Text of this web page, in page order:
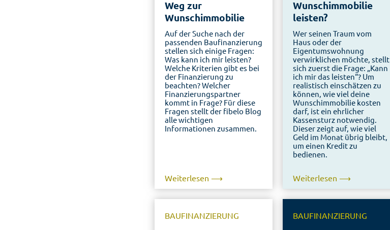
Weg zur
Wunschimmobilie
Auf der Suche nach der
passenden Baufinanzierung
stellen sich einige Fragen:
Was kann ich mir leisten?
Welche Kriterien gibt es bei
der Finanzierung zu
beachten? Welcher
Finanzierungspartner
kommt in Frage? Für diese
Fragen stellt der fibelo Blog
alle wichtigen
Informationen zusammen.
Weiterlesen ⟶
Wunschimmobilie
leisten?
Wer seinen Traum vom
Haus oder der
Eigentumswohnung
verwirklichen möchte, stellt
sich zuerst die Frage: „Kann
ich mir das leisten“? Um
realistisch einschätzen zu
können, wie viel deine
Wunschimmobilie kosten
darf, ist ein ehrlicher
Kassensturz notwendig.
Dieser zeigt auf, wie viel
Geld im Monat übrig bleibt,
um einen Kredit zu
bedienen.
Weiterlesen ⟶
BAUFINANZIERUNG BAUFINANZIERUNG